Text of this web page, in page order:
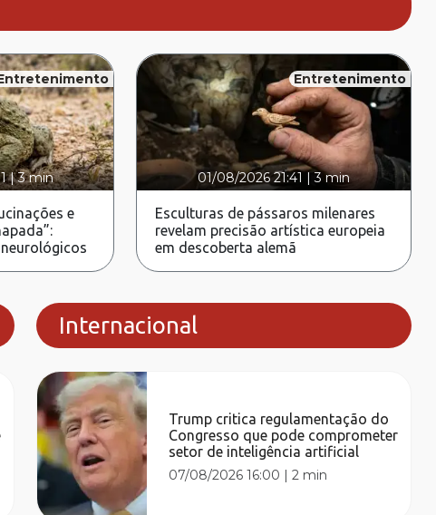
|3 min
e
Entretenimento
01/08/2026 21:41 |3 min
Esculturas de pássaros milenares
revelam precisão artística europeia
em descoberta alemã
Internacional
Trump critica regulamentação do
Congresso que pode comprometer
setor de inteligência artificial
07/08/2026 16:00 |2 min